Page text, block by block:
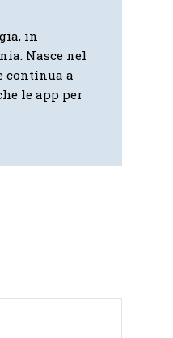
in
Nasce nel
continua a
le app per